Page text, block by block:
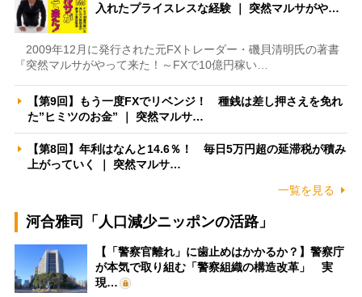
入れたプライスレスな経験 ｜ 突然マルサがや…
2009年12月に発行された元FXトレーダー・磯貝清明氏の著書
『突然マルサがやって来た！～FXで10億円稼い…
【第9回】もう一度FXでリベンジ！ 種銭は差し押さえを免れ
た”ヒミツのお金” ｜ 突然マルサ…
【第8回】年利はなんと14.6％！ 毎日5万円超の延滞税が積み
上がっていく ｜ 突然マルサ…
一覧を見る
河合雅司「人口減少ニッポンの活路」
【「警察官離れ」に歯止めはかかるか？】警察庁
が本気で取り組む「警察組織の構造改革」 実
現…